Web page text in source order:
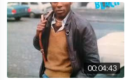
00:04:43